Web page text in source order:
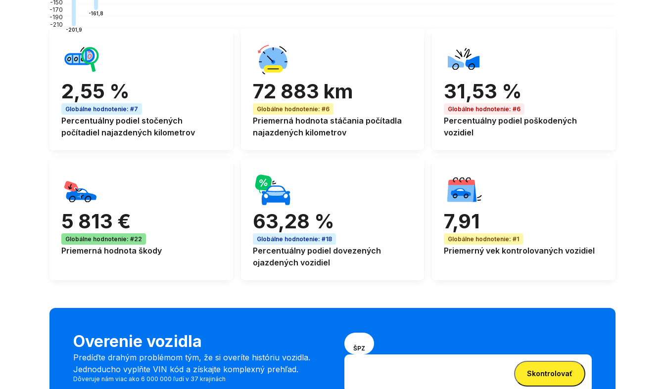
-150
-170
-190
-210
-201,9
-161,8
2,55 %
Globálne hodnotenie: #7
Percentuálny podiel stočených
počítadiel najazdených kilometrov
72 883 km
Globálne hodnotenie: #6
Priemerná hodnota stáčania počítadla
najazdených kilometrov
31,53 %
Globálne hodnotenie:#6
Percentuálny podiel poškodených
vozidiel
5 813 €
Globálne hodnotenie: #22
Priemerná hodnota škody
63,28 %
Globálne hodnotenie: #18
Percentuálny podiel dovezených
ojazdených vozidiel
7,91
Globálne hodnotenie:#1
Priemerný vek kontrolovaných vozidiel
Overenie vozidla
Predíďte drahým problémom tým, že si overíte históriu vozidla.
Jednoducho vyplňte VIN kód a získajte komplexný prehľad.
Dôveruje nám viac ako 6 000 000 ľudí v 37 krajinách
Vyberte
spôsob
ŠPZ
Zadajte VIN
Skontrolovať